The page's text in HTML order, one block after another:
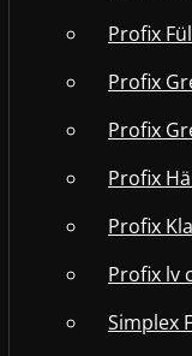
Profix
Profix
Profix
Profix
Profix
Profix lv
Simplex